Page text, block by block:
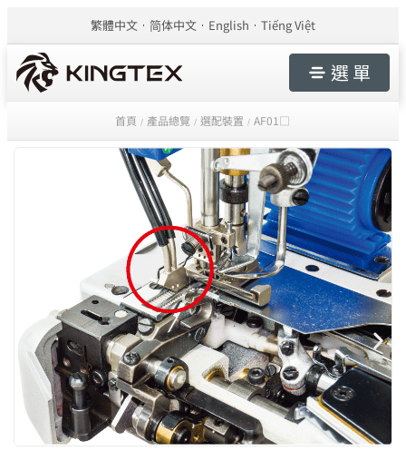
繁體中文 简体中文 English Tiếng Việt
選 單
首頁 / 產品總覽 / 選配裝置 / AF01□